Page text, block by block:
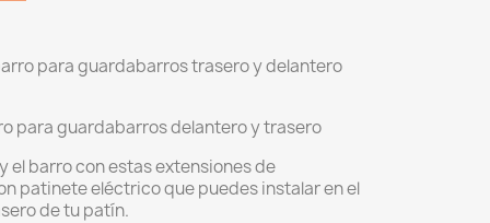
para guardabarros trasero y delantero
para guardabarros delantero y trasero
el barro con estas extensiones de
patinete eléctrico que puedes instalar en el
de tu patín.